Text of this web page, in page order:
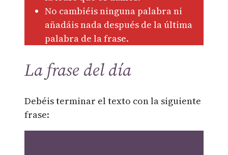
No cambiéis ninguna palabra ni
añadáis nada después de la última
palabra de la frase.
La frase del día
Debéis terminar el texto con la siguiente
frase: